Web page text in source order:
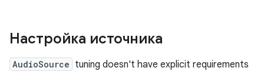
Настройка источника
AudioSource tuning doesn't have explicit requirements